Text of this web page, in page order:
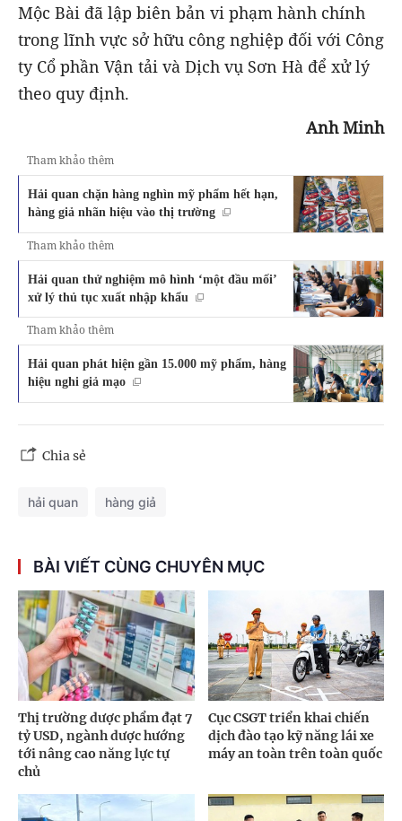
Mộc Bài đã lập biên bản vi phạm hành chính
trong lĩnh vực sở hữu công nghiệp đối với Công
ty Cổ phần Vận tải và Dịch vụ Sơn Hà để xử lý
theo quy định.
Anh Minh
Tham khảo thêm
Hải quan chặn hàng nghìn mỹ phẩm hết hạn,
hàng giả nhãn hiệu vào thị trường
Tham khảo thêm
Hải quan thử nghiệm mô hình ‘một đầu mối’
xử lý thủ tục xuất nhập khẩu
Tham khảo thêm
Hải quan phát hiện gần 15.000 mỹ phẩm, hàng
hiệu nghi giả mạo
Chia sẻ
hải quan hàng giả
BÀI VIẾT CÙNG CHUYÊN MỤC
Thị trường dược phẩm đạt 7
tỷ USD, ngành dược hướng
tới nâng cao năng lực tự
chủ
Cục CSGT triển khai chiến
dịch đào tạo kỹ năng lái xe
máy an toàn trên toàn quốc